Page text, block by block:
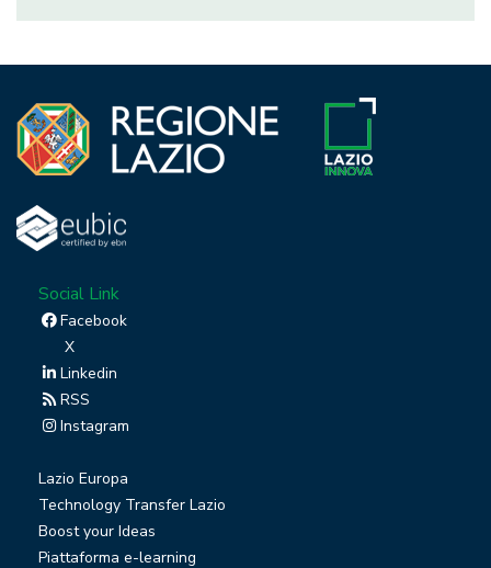
Social Link
Facebook
X
Linkedin
RSS
Instagram
Lazio Europa
Technology Transfer Lazio
Boost your Ideas
Piattaforma e-learning